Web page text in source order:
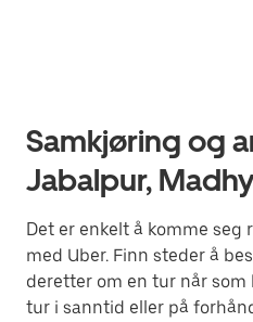
Samkjøring og
Jabalpur,
Det er enkelt å komme seg
med Uber. Finn steder å
deretter om en tur når som
tur i sanntid eller på